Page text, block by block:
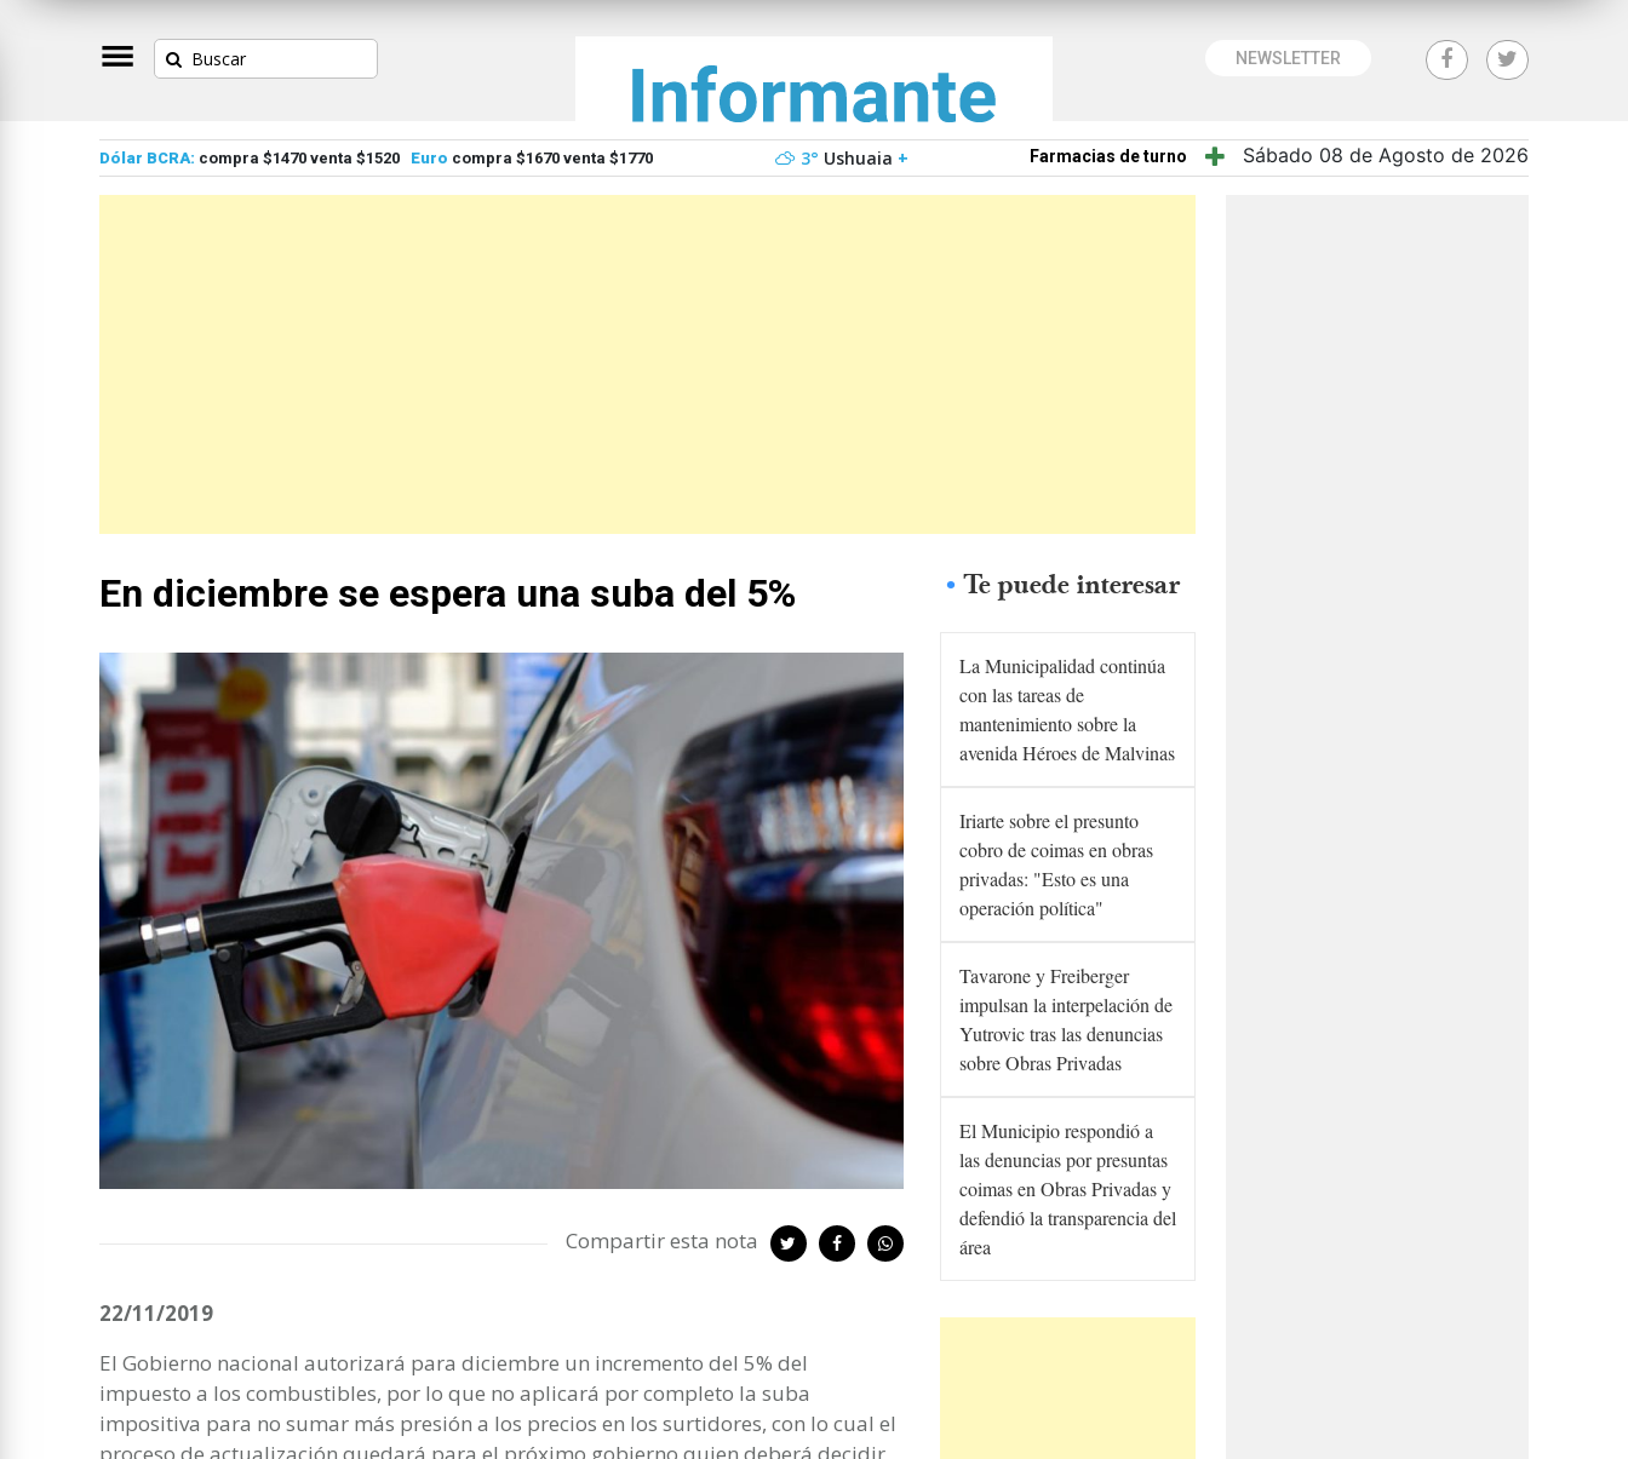
NEWSLETTER
Dólar BCRA: compra $1470 venta $1520 Euro compra $1670 venta $1770 3° Ushuaia + Farmacias de turno Sábado 08 de Agosto de 2026
En diciembre se espera una suba del 5%
Compartir esta nota
22/11/2019
El Gobierno nacional autorizará para diciembre un incremento del 5% del
impuesto a los combustibles, por lo que no aplicará por completo la suba
impositiva para no sumar más presión a los precios en los surtidores, con lo cual el
proceso de actualización quedará para el próximo gobierno quien deberá decidir
Te puede interesar
La Municipalidad continúa
con las tareas de
mantenimiento sobre la
avenida Héroes de Malvinas
Iriarte sobre el presunto
cobro de coimas en obras
privadas: "Esto es una
operación política"
Tavarone y Freiberger
impulsan la interpelación de
Yutrovic tras las denuncias
sobre Obras Privadas
El Municipio respondió a
las denuncias por presuntas
coimas en Obras Privadas y
defendió la transparencia del
área